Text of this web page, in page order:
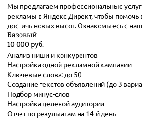
Мы предлагаем профессиональные
рекламы в Яндекс Директ, чтобы помочь
достичь новых высот. Ознакомьтесь с
Базовый
10 000 руб.
Анализ ниши и конкурентов
Настройка одной рекламной кампании
Ключевые слова: до 50
Создание текстов объявлений (до 3
Подбор минус-слов
Настройка целевой аудитории
Отчет по результатам на 14-й день